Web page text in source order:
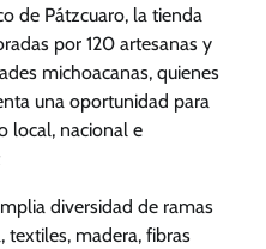
de Pátzcuaro, la tienda
por 120 artesanas y
michoacanas, quienes
una oportunidad para
local, nacional e
diversidad de ramas
textiles, madera, fibras